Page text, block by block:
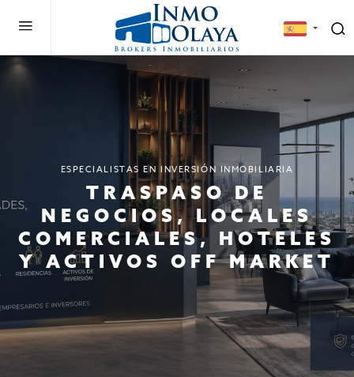
ESPECIALISTAS EN INVERSIÓN INMOBILIARIA
TRASPASO DE
NEGOCIOS, LOCALES
COMERCIALES, HOTELES
Y ACTIVOS OFF MARKET